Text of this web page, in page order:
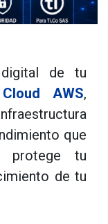
digital de tu
AWS,
que
protege tu
de tu